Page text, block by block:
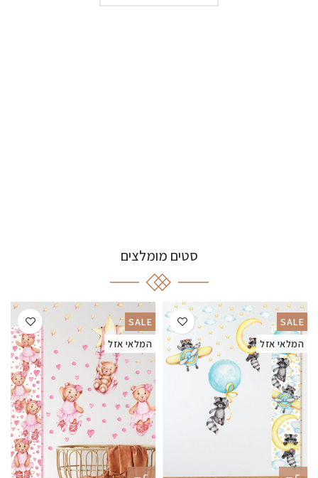
סטים מומלצים
SALE
המלאי אזל
SALE
המלאי אזל